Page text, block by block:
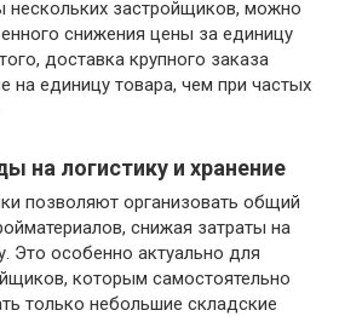
нескольких застройщиков, можно
снижения цены за единицу
доставка крупного заказа
на единицу товара, чем при частых
на логистику и хранение
позволяют организовать общий
снижая затраты на
Это особенно актуально для
которым самостоятельно
только небольшие складские